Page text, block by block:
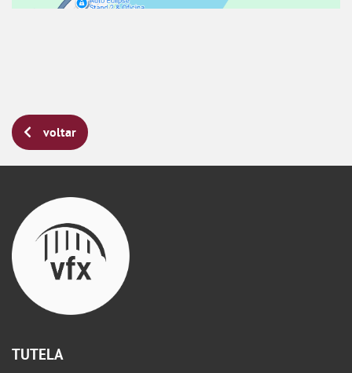
voltar
TUTELA